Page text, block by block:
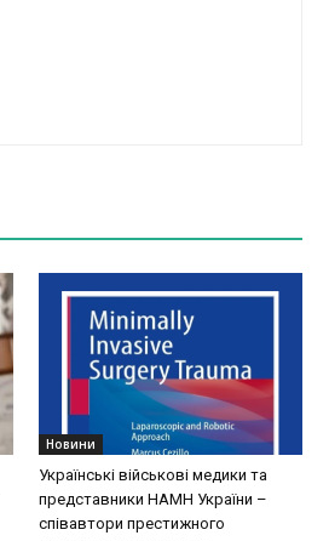
Новини
Українські військові медики та
представники НАМН України –
співавтори престижного